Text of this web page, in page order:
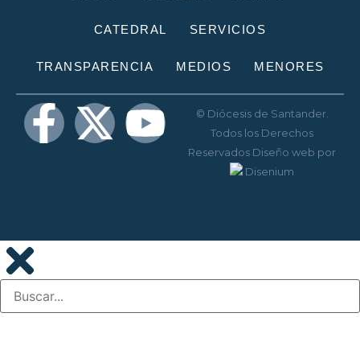
CATEDRAL SERVICIOS
TRANSPARENCIA MEDIOS MENORES
© Diócesis de Santander.
Todos los Derechos
Reservados Diseño web por
Disenium